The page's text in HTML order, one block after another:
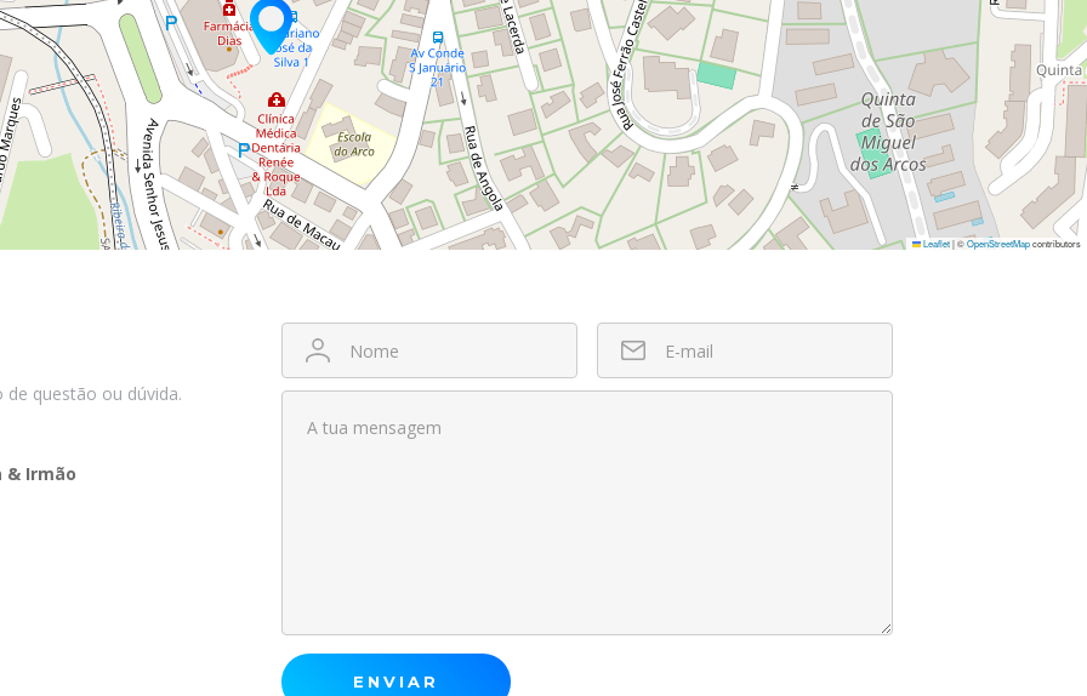
Leaflet|©OpenStreetMapcontributors
questão ou dúvida.
& Irmão
ENVIAR